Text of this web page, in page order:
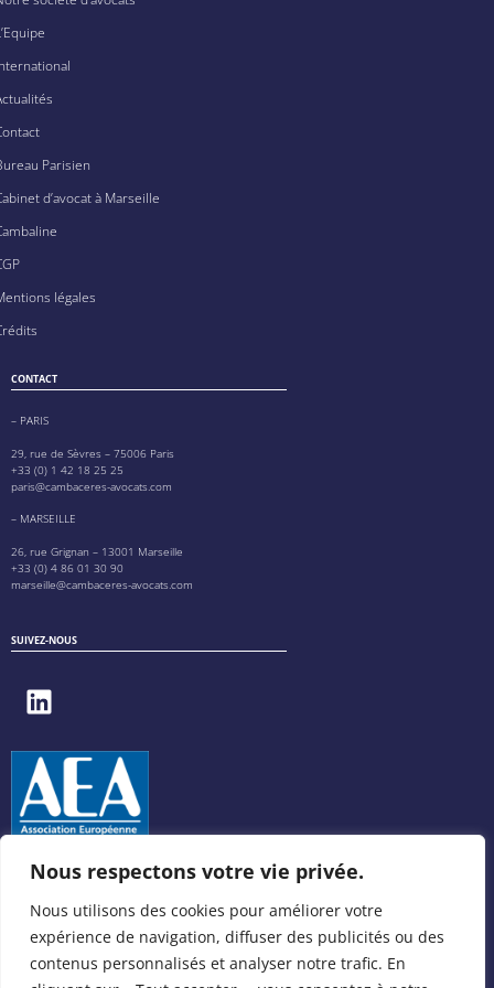
Nous respectons votre vie privée.
Nous utilisons des cookies pour améliorer votre
expérience de navigation, diffuser des publicités ou des
contenus personnalisés et analyser notre trafic. En
Parisien
d’avocat à Marseille
légales
CONTACT
– PARIS
29, rue de Sèvres – 75006 Paris
+33 (0) 1 42 18 25 25
paris@cambaceres-avocats.com
– MARSEILLE
26, rue Grignan – 13001 Marseille
+33 (0) 4 86 01 30 90
marseille@cambaceres-avocats.com
SUIVEZ-NOUS